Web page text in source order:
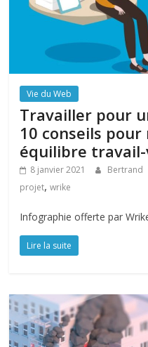
Vie du Web
Travailler pour
10 conseils
équilibre
8 janvier 2021 Bertrand
projet,wrike
Infographie offerte par
Lire la suite